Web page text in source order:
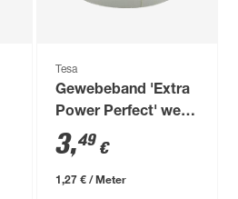
Tesa
Gewebeband 'Extra
Power Perfect' weiß
2,75 m
3,49 €
1,27 € / Meter